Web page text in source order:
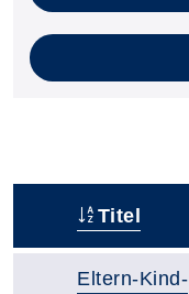
Titel
Eltern-Kind-